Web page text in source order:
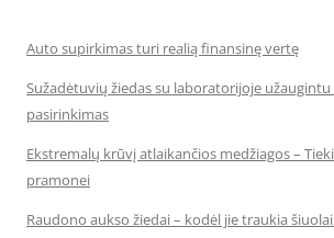
Auto supirkimas turi realią finansinę vertę
Sužadėtuvių žiedas su laboratorijoje
pasirinkimas
Ekstremalų krūvį atlaikančios medžiagos –
pramonei
Raudono aukso žiedai – kodėl jie traukia